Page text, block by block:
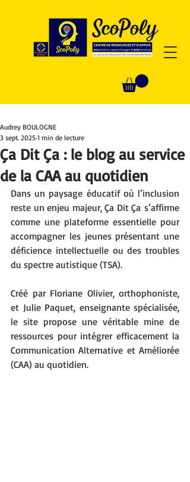
Ça Dit Ça : le blog au service
de la CAA au quotidien
Audrey BOULOGNE
3 sept. 2025 1 min de lecture
Dans un paysage éducatif où l’inclusion
reste un enjeu majeur, Ça Dit Ça s’affirme
comme une plateforme essentielle pour
accompagner les jeunes présentant une
déficience intellectuelle ou des troubles
du spectre autistique (TSA).
Créé par Floriane Olivier, orthophoniste,
et Julie Paquet, enseignante spécialisée,
le site propose une véritable mine de
ressources pour intégrer efficacement la
Communication Alternative et Améliorée
(CAA) au quotidien.